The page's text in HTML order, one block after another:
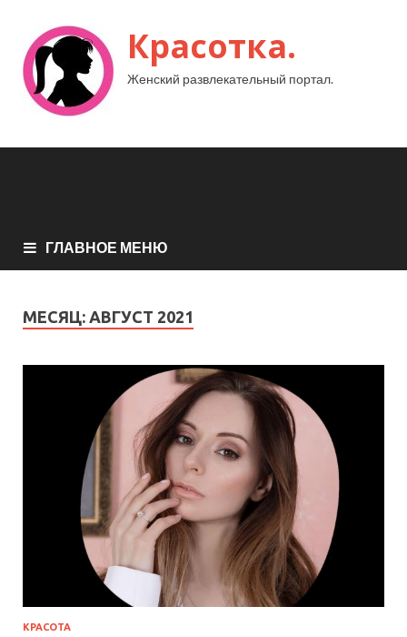
Красотка.
Женский развлекательный портал.
ГЛАВНОЕ МЕНЮ
МЕСЯЦ: АВГУСТ 2021
КРАСОТА